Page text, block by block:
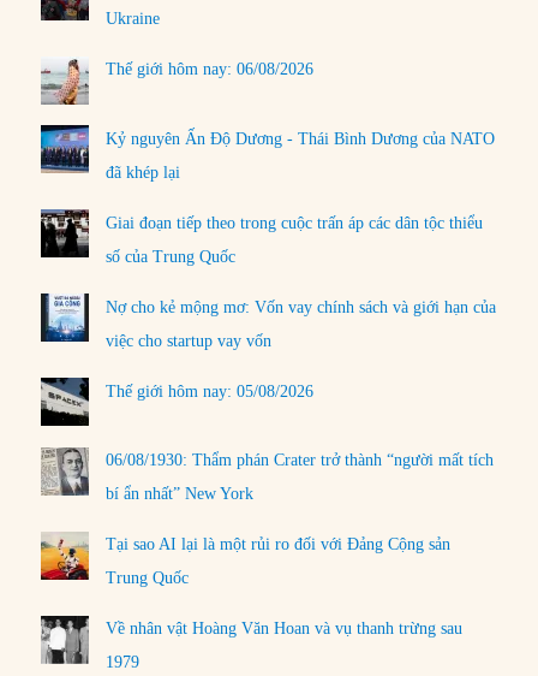
Ukraine
Thế giới hôm nay: 06/08/2026
Kỷ nguyên Ấn Độ Dương - Thái Bình Dương của NATO
đã khép lại
Giai đoạn tiếp theo trong cuộc trấn áp các dân tộc thiểu
số của Trung Quốc
Nợ cho kẻ mộng mơ: Vốn vay chính sách và giới hạn của
việc cho startup vay vốn
Thế giới hôm nay: 05/08/2026
06/08/1930: Thẩm phán Crater trở thành “người mất tích
bí ẩn nhất” New York
Tại sao AI lại là một rủi ro đối với Đảng Cộng sản
Trung Quốc
Về nhân vật Hoàng Văn Hoan và vụ thanh trừng sau
1979